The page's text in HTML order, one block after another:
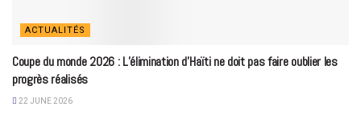
ACTUALITÉS
Coupe du monde 2026 : L’élimination d’Haïti ne doit pas faire oublier les
progrès réalisés
22 JUNE 2026